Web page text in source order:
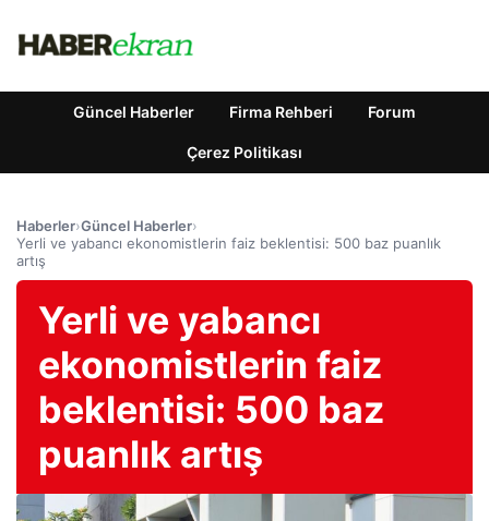
Güncel Haberler Firma Rehberi Forum
Çerez Politikası
Haberler›Güncel Haberler›
Yerli ve yabancı ekonomistlerin faiz beklentisi: 500 baz puanlık
artış
Yerli ve yabancı
ekonomistlerin faiz
beklentisi: 500 baz
puanlık artış